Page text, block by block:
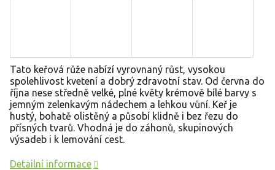
Tato keřová růže nabízí vyrovnaný růst, vysokou
spolehlivost kvetení a dobrý zdravotní stav. Od června do
října nese středně velké, plné květy krémově bílé barvy s
jemným zelenkavým nádechem a lehkou vůní. Keř je
hustý, bohatě olistěný a působí klidně i bez řezu do
přísných tvarů. Vhodná je do záhonů, skupinových
výsadeb i k lemování cest.
Detailní informace